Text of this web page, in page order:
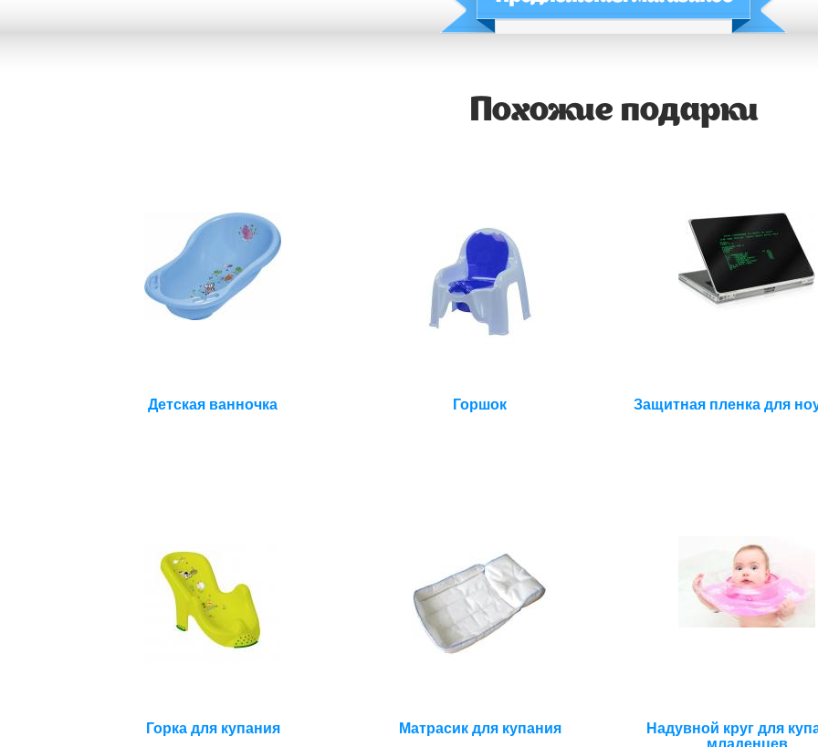
Похожие подарки
Детская ванночка Горшок Защитная пленка для
Горка для купания Матрасик для купания
Надувной круг для